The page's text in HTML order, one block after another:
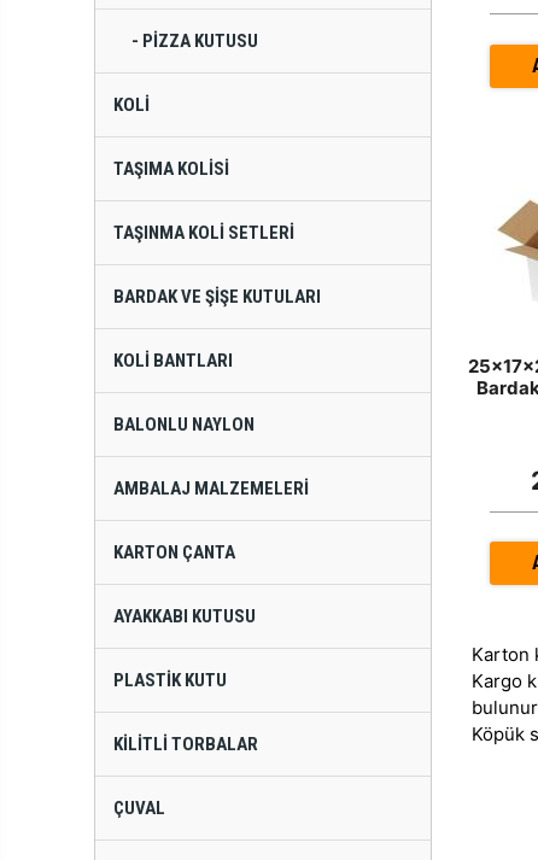
- PIZZA KUTUSU
KOLI
TAŞIMA KOLISI
TAŞINMA KOLI SETLERI
BARDAK VE ŞIŞE KUTULARI
KOLI BANTLARI
BALONLU NAYLON
AMBALAJ MALZEMELERI
KARTON ÇANTA
AYAKKABI KUTUSU
PLASTIK KUTU
KILITLI TORBALAR
ÇUVAL
Karton
Kargo
bulunur
Köpük